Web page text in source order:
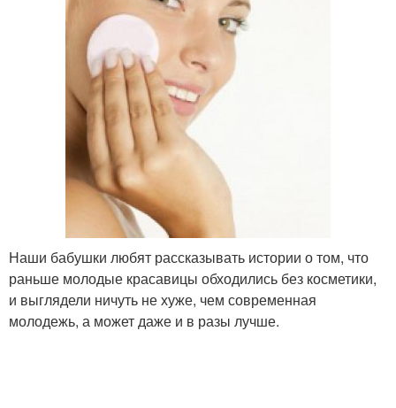
Наши бабушки любят рассказывать истории о том, что
раньше молодые красавицы обходились без косметики,
и выглядели ничуть не хуже, чем современная
молодежь, а может даже и в разы лучше.